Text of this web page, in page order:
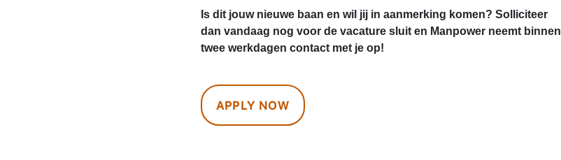
Is dit jouw nieuwe baan en wil jij in aanmerking komen? Solliciteer
dan vandaag nog voor de vacature sluit en Manpower neemt binnen
twee werkdagen contact met je op!
APPLY NOW